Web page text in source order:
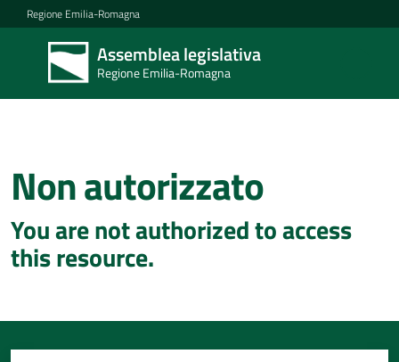
Vai al contenuto
Vai alla navigazione
Vai al footer
Regione Emilia-Romagna
Assemblea legislativa
Regione Emilia-Romagna
Assemblea
legislativa
Regione Emilia-
Concittadini
Porte
aperte
Mostre
Non autorizzato
You are not authorized to access
this resource.